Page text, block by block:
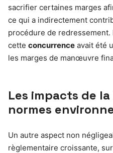
sacrifier certaines marges
ce qui a indirectement
procédure de
cette concurrence avait été
les marges de manœuvre
Les impacts de
normes
Un autre aspect non
règlementaire croissante,